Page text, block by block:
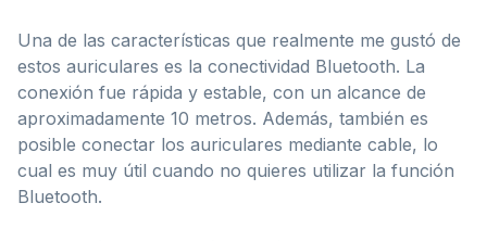
Una de las características que realmente me gustó de
estos auriculares es la conectividad Bluetooth. La
conexión fue rápida y estable, con un alcance de
aproximadamente 10 metros. Además, también es
posible conectar los auriculares mediante cable, lo
cual es muy útil cuando no quieres utilizar la función
Bluetooth.